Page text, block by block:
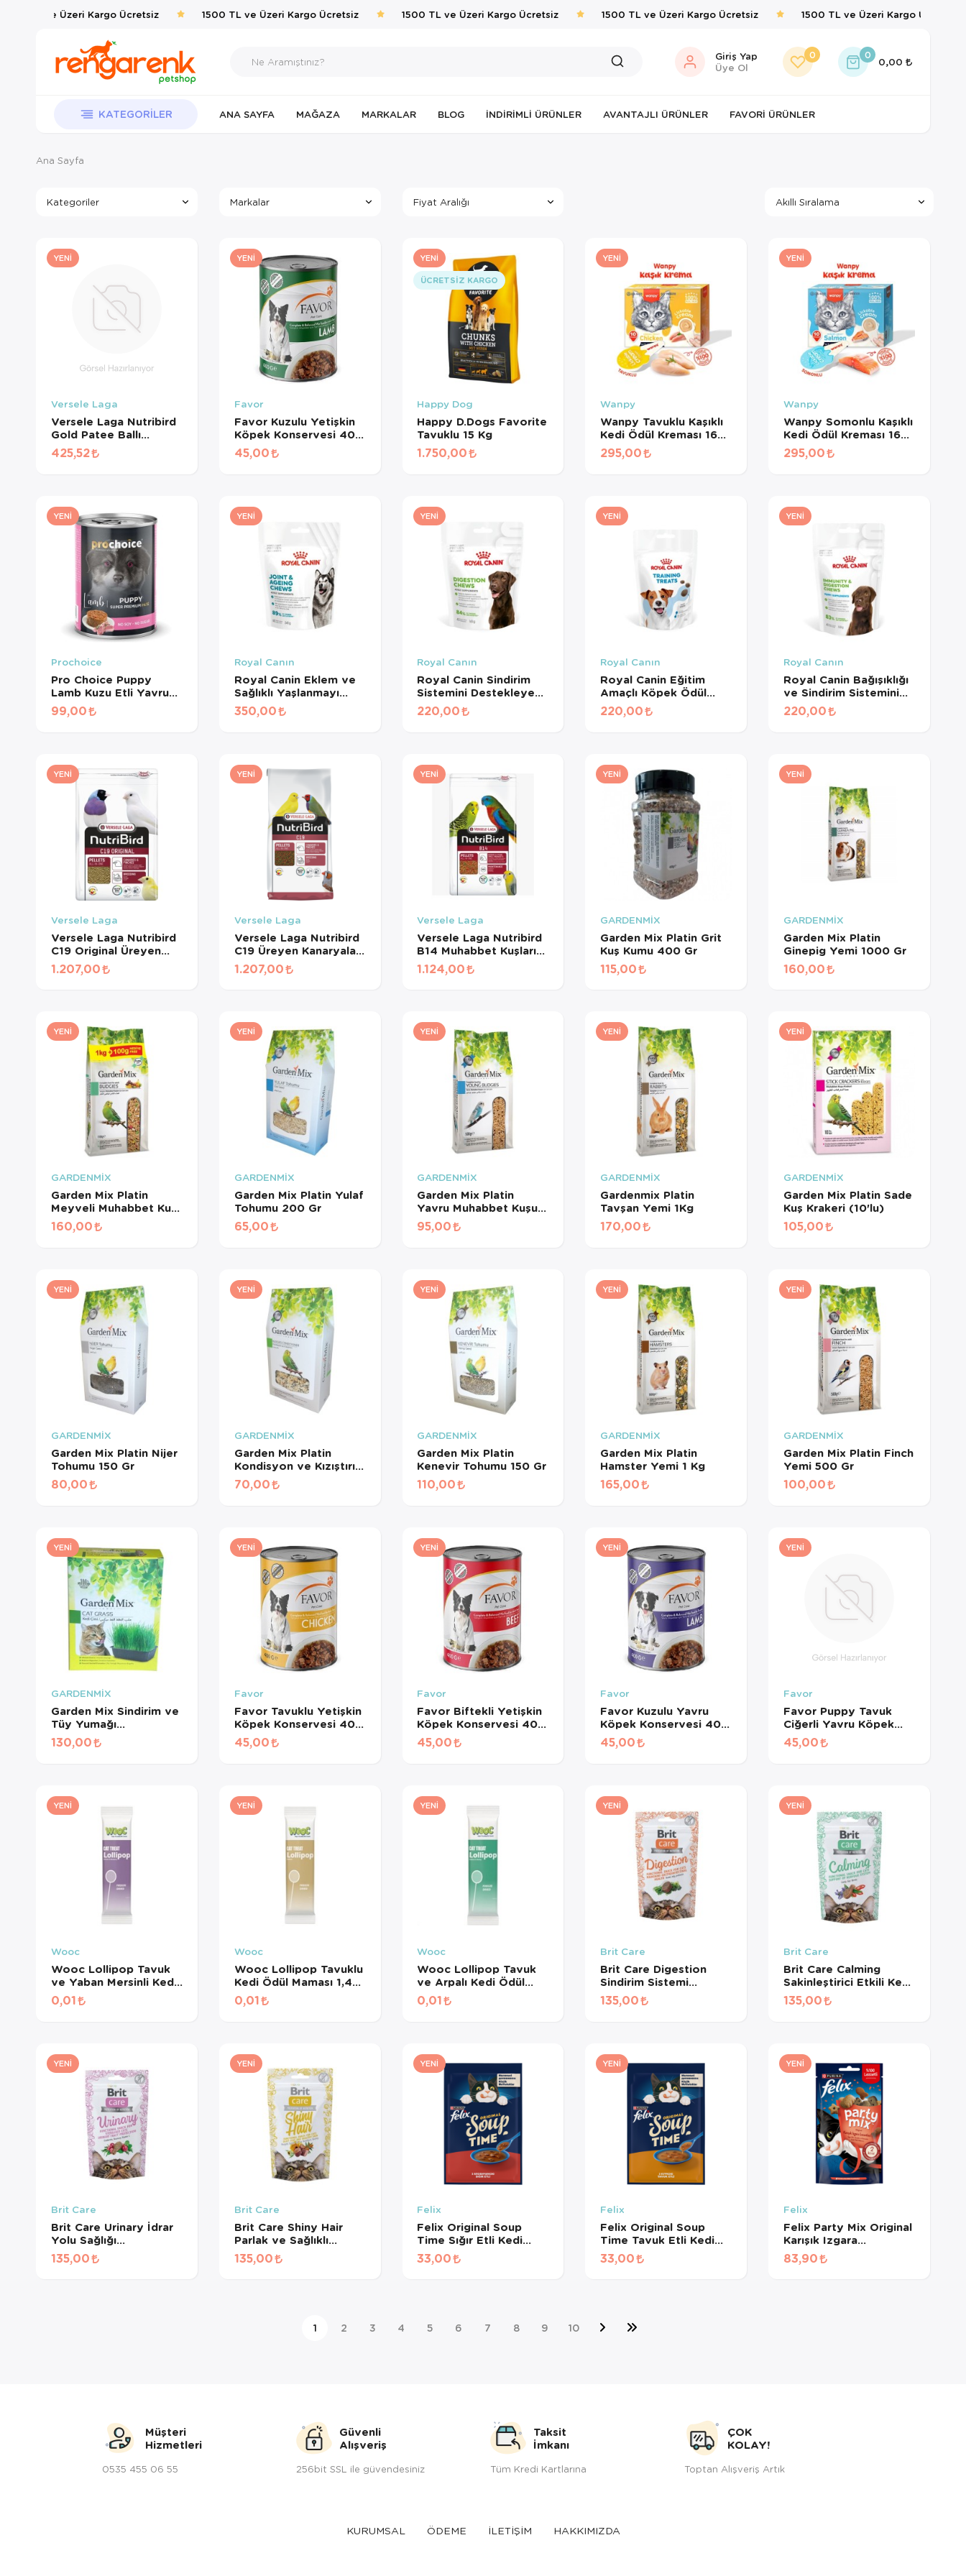
TL ve Üzeri Kargo Ücretsiz 1500 TL ve Üzeri Kargo Ücretsiz 1500 TL ve Üzeri Kargo Ücretsiz 1500 TL ve Üzeri Kargo Ücretsiz 1500 TL ve Üzeri Kargo Ücretsiz
Giriş Yap
Üye Ol
0 0
0,00
KATEGORILER ANA SAYFA MAĞAZA MARKALAR BLOG İNDIRIMLI ÜRÜNLER AVANTAJLI ÜRÜNLER FAVORI ÜRÜNLER
Ana Sayfa
Kategoriler Markalar Fiyat Aralığı
YENI
Versele Laga
Versele Laga Nutribird
Gold Patee Ballı
Yumurtalı Kanarya
Maması (1 KG
425,52
YENI
Favor
Favor Kuzulu Yetişkin
Köpek Konservesi 400
Gr
45,00
YENI
ÜCRETSIZ KARGO
Happy Dog
Happy D.Dogs Favorite
Tavuklu 15 Kg
1.750,00
YENI
Wanpy
Wanpy Tavuklu Kaşıklı
Kedi Ödül Kreması 16
gr*10Ad
295,00
YENI
Wanpy
Wanpy Somonlu Kaşıklı
Kedi Ödül Kreması 16
gr*10Ad
295,00
YENI
Prochoice
Pro Choice Puppy
Lamb Kuzu Etli Yavru
Köpek Konservesi 400
Gr
99,00
YENI
Royal Canın
Royal Canin Eklem ve
Sağlıklı Yaşlanmayı
Destekleyen
Tamamlayıcı Yetişkin
350,00
YENI
Royal Canın
Royal Canin Sindirim
Sistemini Destekleyen
Tamamlayıcı Yetişkin
Köpek Ödül Maması
220,00
YENI
Royal Canın
Royal Canin Eğitim
Amaçlı Köpek Ödül
Maması 110 Gr
220,00
YENI
Royal Canın
Royal Canin Bağışıklığı
ve Sindirim Sistemini
Destekleyen
Tamamlayıcı Yavru
220,00
YENI
Versele Laga
Versele Laga Nutribird
C19 Original Üreyen
Kanaryalar Ve Finçler
İçin Beyaz Pelet Yem 3
1.207,00
YENI
Versele Laga
Versele Laga Nutribird
C19 Üreyen Kanaryalar
Ve Finçler İçin Meyveli
1.207,00
YENI
Versele Laga
Versele Laga Nutribird
B14 Muhabbet Kuşları
Ve Mini Paraketler İçin
Meyveli Pelet Yem 3
1.124,00
YENI
GARDENMİX
Garden Mix Platin Grit
Kuş Kumu 400 Gr
115,00
YENI
GARDENMİX
Garden Mix Platin
Ginepig Yemi 1000 Gr
160,00
YENI
GARDENMİX
Garden Mix Platin
Meyveli Muhabbet Kuş
Yemi 1.1 Kg
160,00
YENI
GARDENMİX
Garden Mix Platin Yulaf
Tohumu 200 Gr
65,00
YENI
GARDENMİX
Garden Mix Platin
Yavru Muhabbet Kuşu
Yemi 500 Gr
95,00
YENI
GARDENMİX
Gardenmix Platin
Tavşan Yemi 1Kg
170,00
YENI
GARDENMİX
Garden Mix Platin Sade
Kuş Krakeri (10'lu)
105,00
YENI
GARDENMİX
Garden Mix Platin Nijer
Tohumu 150 Gr
80,00
YENI
GARDENMİX
Garden Mix Platin
Kondisyon ve Kızıştırıcı
Yem 150 Gr
70,00
YENI
GARDENMİX
Garden Mix Platin
Kenevir Tohumu 150 Gr
110,00
YENI
GARDENMİX
Garden Mix Platin
Hamster Yemi 1 Kg
165,00
YENI
GARDENMİX
Garden Mix Platin Finch
Yemi 500 Gr
100,00
YENI
GARDENMİX
Garden Mix Sindirim ve
Tüy Yumağı
Destekleyen Kedi Çimi
130,00
YENI
Favor
Favor Tavuklu Yetişkin
Köpek Konservesi 400
Gr
45,00
YENI
Favor
Favor Biftekli Yetişkin
Köpek Konservesi 400
Gr
45,00
YENI
Favor
Favor Kuzulu Yavru
Köpek Konservesi 400
Gr
45,00
YENI
Favor
Favor Puppy Tavuk
Ciğerli Yavru Köpek
Konservesi 400 Gr
45,00
YENI
Wooc
Wooc Lollipop Tavuk
ve Yaban Mersinli Kedi
Ödül Maması 1,4 Gr
0,01
YENI
Wooc
Wooc Lollipop Tavuklu
Kedi Ödül Maması 1,4
Gr
0,01
YENI
Wooc
Wooc Lollipop Tavuk
ve Arpalı Kedi Ödül
Maması 1,4 Gr
0,01
YENI
Brit Care
Brit Care Digestion
Sindirim Sistemi
Destekleyici Tahılsız
Kedi Ödül Maması 50gr
135,00
YENI
Brit Care
Brit Care Calming
Sakinleştirici Etkili Kedi
Ödül Maması 50gr
135,00
YENI
Brit Care
Brit Care Urinary İdrar
Yolu Sağlığı
Destekleyici Kedi Ödül
Maması 50 Gr
135,00
YENI
Brit Care
Brit Care Shiny Hair
Parlak ve Sağlıklı
Tüyler için Tahılsız Kedi
Ödül Maması 50gr
135,00
YENI
Felix
Felix Original Soup
Time Sığır Etli Kedi
Çorbası 48 Gr
33,00
YENI
Felix
Felix Original Soup
Time Tavuk Etli Kedi
Çorbası 48 Gr
33,00
YENI
Felix
Felix Party Mix Original
Karışık Izgara
Lezzetleri Kedi Ödül
Maması 60 Gr
83,90
1 2 3 4 5 6 7 8 9 10
Müşteri
Hizmetleri
0535 455 06 55
Güvenli
Alışveriş
256bit SSL ile güvendesiniz
Taksit
İmkanı
Tüm Kredi Kartlarına
ÇOK
KOLAY!
Toptan Alışveriş Artık
KURUMSAL ÖDEME İLETİŞİM HAKKIMIZDA